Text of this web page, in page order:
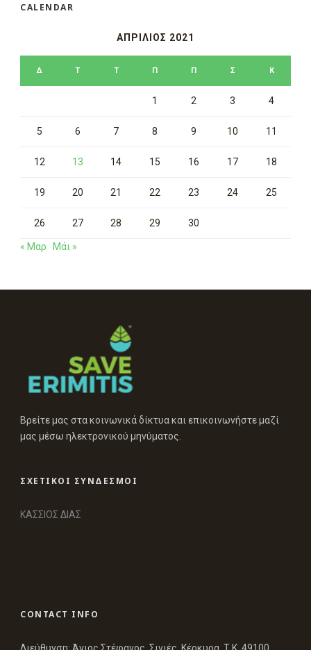
CALENDAR
ΑΠΡΊΛΙΟΣ 2021
Δ Τ Τ Π Π Σ Κ
1 2 3 4
5 6 7 8 9 10 11
12 13 14 15 16 17 18
19 20 21 22 23 24 25
26 27 28 29 30
« Μαρ Μάι »
Βρείτε μας στα κοινωνικά δίκτυα και επικοινωνήστε μαζί
μας μέσω ηλεκτρονικού μηνύματος.
ΣΧΕΤΙΚΟΙ ΣΥΝΔΕΣΜΟΙ
ΚΑΣΣΙΟΣ ΔΙΑΣ
CONTACT INFO
Διεύθυνση: Άγιος Στέφανος, Σινιές, Κέρκυρα, Τ.Κ. 49100